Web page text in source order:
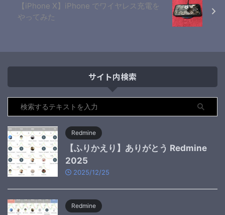
【iPhone X】iPhone でワイヤレス充電を
やってみた
サイト内検索
Redmine
【ふりかえり】ありがとう Redmine
2025
2025/12/25
Redmine